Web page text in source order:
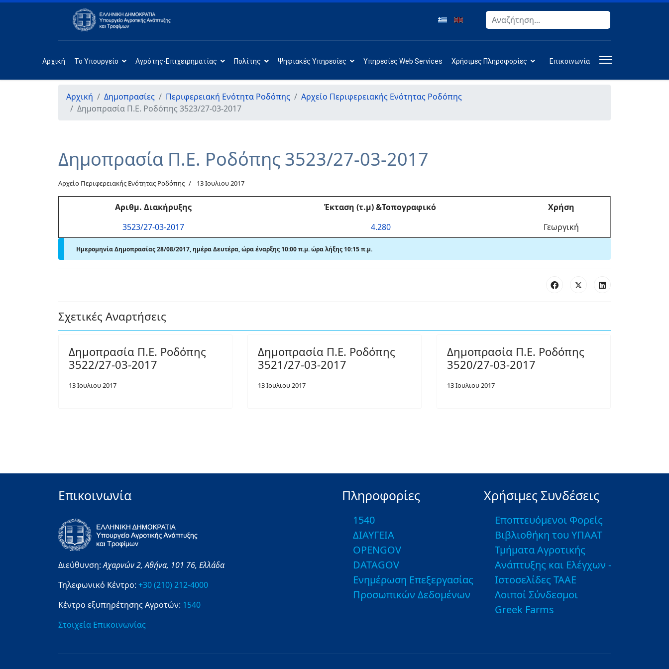
Αναζήτηση
Αρχική Το Υπουργείο Αγρότης-Επιχειρηματίας Πολίτης Ψηφιακές Υπηρεσίες Υπηρεσίες Web Services Χρήσιμες Πληροφορίες Επικοινωνία
Αρχική Δημοπρασίες Περιφερειακή Ενότητα Ροδόπης
Αρχείο Περιφερειακής Ενότητας Ροδόπης
Δημοπρασία Π.Ε. Ροδόπης 3523/27-03-2017
Δημοπρασία Π.Ε. Ροδόπης 3523/27-03-2017
Αρχείο Περιφερειακής Ενότητας Ροδόπης 13 Ιουλιου 2017
Αριθμ. Διακήρυξης Έκταση (τ.μ) &Τοπογραφικό
Χρήση
3523/27-03-2017
4.280 Γεωργική
Ημερομηνία Δημοπρασίας 28/08/2017, ημέρα Δευτέρα, ώρα έναρξης 10:00π.μ.ώρα λήξης 10:15 π.μ.
Σχετικές Αναρτήσεις
Δημοπρασία Π.Ε. Ροδόπης
3522/27-03-2017
13 Ιουλιου 2017
Δημοπρασία Π.Ε. Ροδόπης
3521/27-03-2017
13 Ιουλιου 2017
Δημοπρασία Π.Ε. Ροδόπης
3520/27-03-2017
13 Ιουλιου 2017
Επικοινωνία
Διεύθυνση:Αχαρνών 2,Αθήνα, 101 76, Ελλάδα
Τηλεφωνικό Κέντρο: +30 (210) 212-4000
Κέντρο εξυπηρέτησης Αγροτών: 1540
Στοιχεία Επικοινωνίας
Πληροφορίες
1540
ΔΙΑΥΓΕΙΑ
OPENGOV
DATAGOV
Ενημέρωση Επεξεργασίας
Προσωπικών Δεδομένων
Χρήσιμες Συνδέσεις
Εποπτευόμενοι Φορείς
Βιβλιοθήκη του ΥΠΑΑΤ
Τμήματα Αγροτικής
Ανάπτυξης και Ελέγχων -
Ιστοσελίδες ΤΑΑΕ
Λοιποί Σύνδεσμοι
Greek Farms